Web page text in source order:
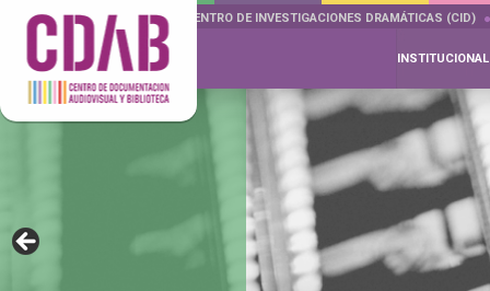
DOCUMENTA DRAMÁTICAS CENTRO DE INVESTIGACIONES DRAMÁTICAS (CID)
INSTITUCIONAL